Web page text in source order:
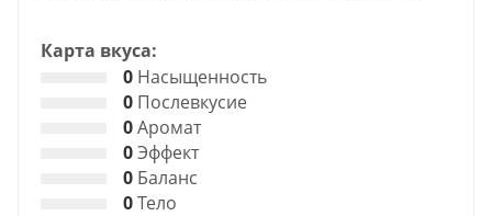
Карта вкуса:
0 Насыщенность
0 Послевкусие
0Аромат
0Эффект
0 Баланс
0Тело